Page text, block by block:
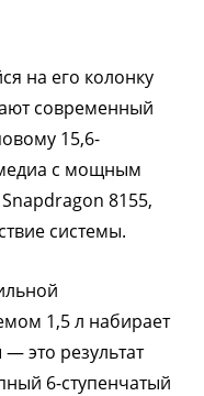
на его колонку
современный
15,6-
с мощным
8155,
системы.
1,5 л набирает
— это результат
6-ступенчатый